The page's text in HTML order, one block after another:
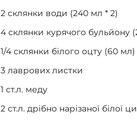
2 склянки води (240 мл * 2)
4 склянки курячого бульйону
1/4 склянки білого оцту (60 мл)
3 лаврових листки
1 ст.л. меду
2 ст.л. дрібно нарізаної білої